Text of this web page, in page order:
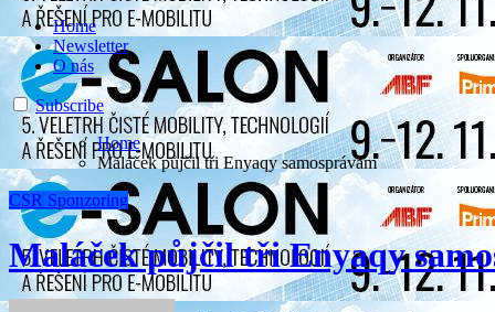
Home
Newsletter
O nás
Subscribe
Home
Maláček půjčil tři Enyaqy samosprávám
CSR Sponzoring
Maláček půjčil tři Enyaqy